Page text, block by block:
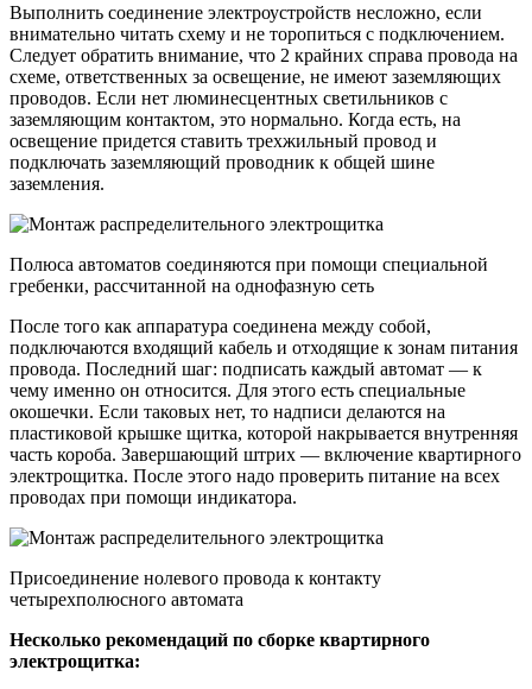
Выполнить соединение электроустройств несложно, если
внимательно читать схему и не торопиться с подключением.
Следует обратить внимание, что 2 крайних справа провода на
схеме, ответственных за освещение, не имеют заземляющих
проводов. Если нет люминесцентных светильников с
заземляющим контактом, это нормально. Когда есть, на
освещение придется ставить трехжильный провод и
подключать заземляющий проводник к общей шине
заземления.
Полюса автоматов соединяются при помощи специальной
гребенки, рассчитанной на однофазную сеть
После того как аппаратура соединена между собой,
подключаются входящий кабель и отходящие к зонам питания
провода. Последний шаг: подписать каждый автомат — к
чему именно он относится. Для этого есть специальные
окошечки. Если таковых нет, то надписи делаются на
пластиковой крышке щитка, которой накрывается внутренняя
часть короба. Завершающий штрих — включение квартирного
электрощитка. После этого надо проверить питание на всех
проводах при помощи индикатора.
Присоединение нолевого провода к контакту
четырехполюсного автомата
Несколько рекомендаций по сборке квартирного
электрощитка: